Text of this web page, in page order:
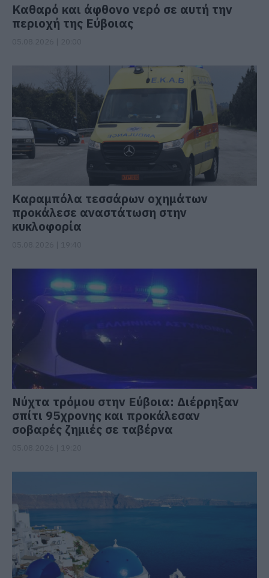
Καθαρό και άφθονο νερό σε αυτή την
περιοχή της Εύβοιας
Καραμπόλα τεσσάρων οχημάτων
προκάλεσε αναστάτωση στην
κυκλοφορία
Νύχτα τρόμου στην Εύβοια: Διέρρηξαν
σπίτι 95χρονης και προκάλεσαν
σοβαρές ζημιές σε ταβέρνα